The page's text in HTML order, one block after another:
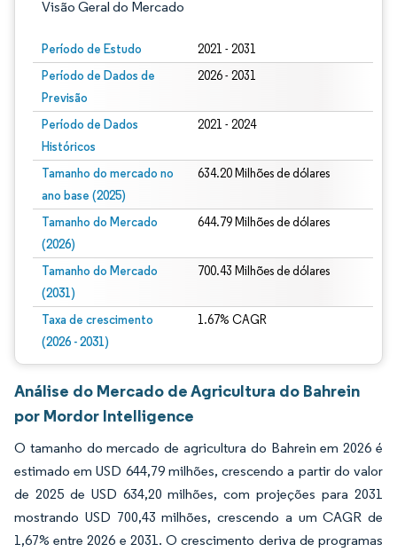
Visão Geral do Mercado
Período de Estudo 2021 - 2031
Período de Dados de
Previsão
2026 - 2031
Período de Dados
Históricos
2021 - 2024
Tamanho do mercado no
ano base (2025)
634.20 Milhões de dólares
Tamanho do Mercado
(2026)
644.79 Milhões de dólares
Tamanho do Mercado
(2031)
700.43 Milhões de dólares
Taxa de crescimento
(2026 - 2031)
1.67% CAGR
Análise do Mercado de Agricultura do Bahrein
por Mordor Intelligence
O tamanho do mercado de agricultura do Bahrein em 2026 é
estimado em USD 644,79 milhões, crescendo a partir do valor
de 2025 de USD 634,20 milhões, com projeções para 2031
mostrando USD 700,43 milhões, crescendo a um CAGR de
1,67% entre 2026 e 2031. O crescimento deriva de programas